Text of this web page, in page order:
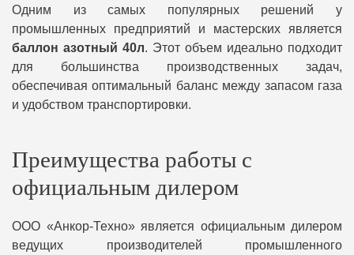
Одним из самых популярных решений у
промышленных предприятий и мастерских является
баллон азотный 40л. Этот объем идеально подходит
для большинства производственных задач,
обеспечивая оптимальный баланс между запасом газа
и удобством транспортировки.
Преимущества работы с
официальным дилером
ООО «Анкор-Техно» является официальным дилером
ведущих производителей промышленного